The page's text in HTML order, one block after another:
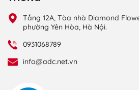
Tầng 12A, Tòa nhà Diamond
phường Yên Hòa, Hà Nội.
0931068789
info@adc.net.vn